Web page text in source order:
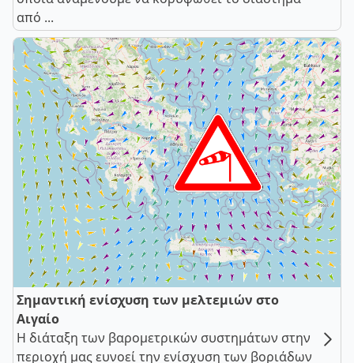
από ...
Σημαντική ενίσχυση των μελτεμιών στο
Αιγαίο
Η διάταξη των βαρομετρικών συστημάτων στην
περιοχή μας ευνοεί την ενίσχυση των βοριάδων